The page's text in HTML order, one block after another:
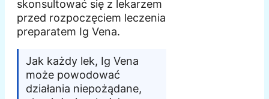
skonsultować się z lekarzem
przed rozpoczęciem leczenia
preparatem Ig Vena.
Jak każdy lek, Ig Vena
może powodować
działania niepożądane,